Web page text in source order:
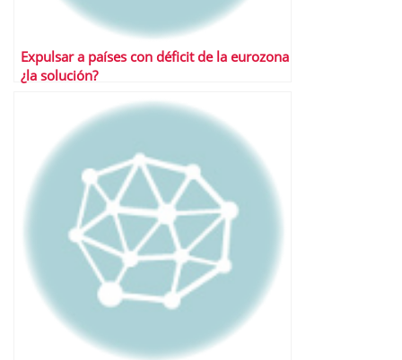
Expulsar a países con déficit de la eurozona
¿la solución?